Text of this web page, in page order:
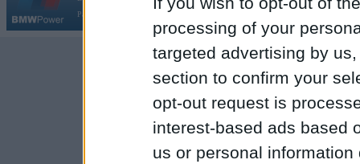
processing of your
targeted advertising by
section to confirm your
opt-out request is
interest-based ads based
us or personal
Par BMWPower
|